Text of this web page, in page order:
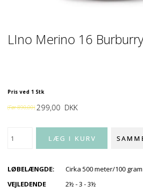
LIno Merino 16 Burburry
Pris ved 1 Stk
(Før890,00) 299,00 DKK
LØBELÆNGDE:
VEJLEDENDE
Cirka 500 meter/100 gram
2½ - 3 - 3½